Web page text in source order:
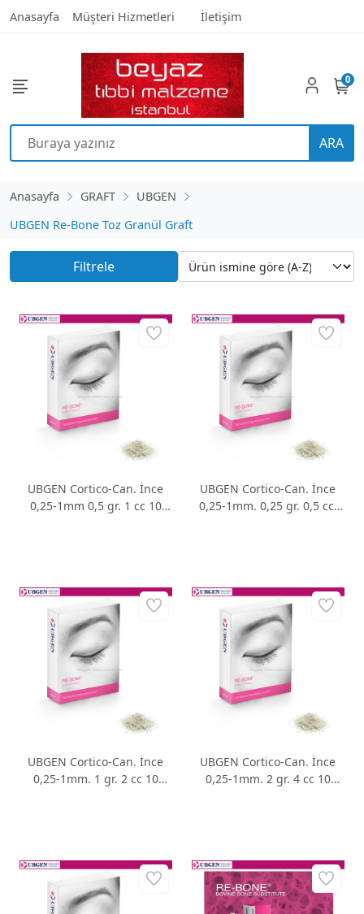
Anasayfa Müşteri Hizmetleri İletişim
ARA
0
Anasayfa GRAFT
UBGEN
UBGEN Re-Bone Toz Granül Graft
Filtrele
UBGEN Cortico-Can. İnce
0,25-1mm 0,5 gr. 1 cc 10
UBGEN Cortico-Can. İnce
0,25-1mm. 0,25 gr. 0,5 cc.
UBGEN Cortico-Can. İnce
0,25-1mm. 1 gr. 2 cc 10
UBGEN Cortico-Can. İnce
0,25-1mm. 2 gr. 4 cc 10